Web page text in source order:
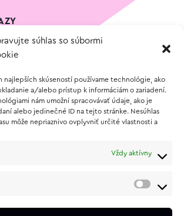
súhlas so súbormi
najlepších skúseností používame technológie, ako
a/alebo prístup k informáciám o zariadení.
nám umožní spracovávať údaje, ako je
alebo jedinečné ID na tejto stránke. Nesúhlas
môže nepriaznivo ovplyvniť určité vlastnosti a
Vždy aktívny
tovaru